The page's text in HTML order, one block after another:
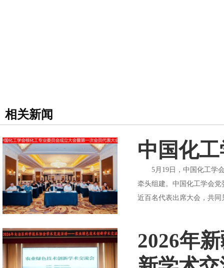
相关新闻
中国化
5月19日，中国化工学会
牵头组建。中国化工学会
近百名代表出席大会，共
2026年